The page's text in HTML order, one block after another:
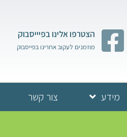
הצטרפו אלינו בפיייסבוק
מוזמנים לעקוב אחרינו בפייסבוק
מידע צור קשר